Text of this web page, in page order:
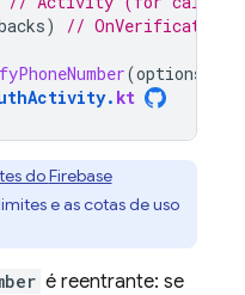
)
//
(options
. kt
doFirebase
e as cotas de uso
é reentrante: se